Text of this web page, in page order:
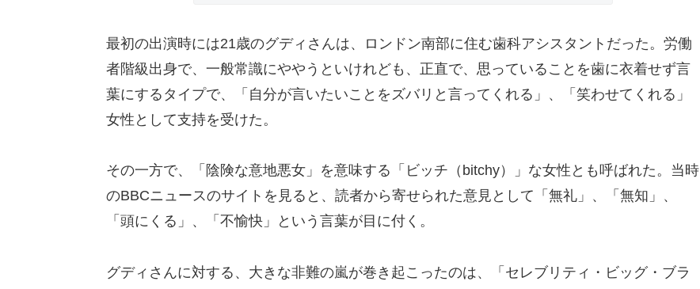
最初の出演時には21歳のグディさんは、ロンドン南部に住む歯科アシスタントだった。労働
者階級出身で、一般常識にややうといけれども、正直で、思っていることを歯に衣着せず言
葉にするタイプで、「自分が言いたいことをズバリと言ってくれる」、「笑わせてくれる」
女性として支持を受けた。
その一方で、「陰険な意地悪女」を意味する「ビッチ（bitchy）」な女性とも呼ばれた。当時
のBBCニュースのサイトを見ると、読者から寄せられた意見として「無礼」、「無知」、
「頭にくる」、「不愉快」という言葉が目に付く。
グディさんに対する、大きな非難の嵐が巻き起こったのは、「セレブリティ・ビッグ・ブラ